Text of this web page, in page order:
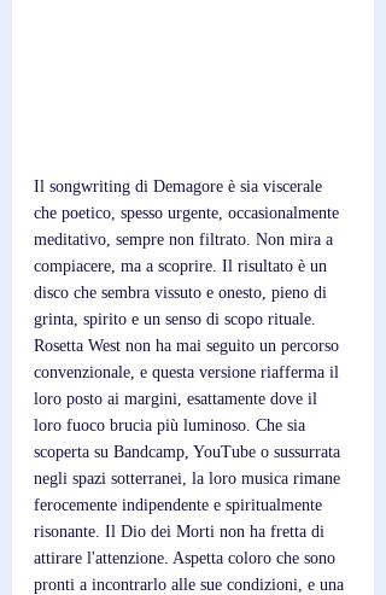
Il songwriting di Demagore è sia viscerale
che poetico, spesso urgente, occasionalmente
meditativo, sempre non filtrato. Non mira a
compiacere, ma a scoprire. Il risultato è un
disco che sembra vissuto e onesto, pieno di
grinta, spirito e un senso di scopo rituale.
Rosetta West non ha mai seguito un percorso
convenzionale, e questa versione riafferma il
loro posto ai margini, esattamente dove il
loro fuoco brucia più luminoso. Che sia
scoperta su Bandcamp, YouTube o sussurrata
negli spazi sotterranei, la loro musica rimane
ferocemente indipendente e spiritualmente
risonante. Il Dio dei Morti non ha fretta di
attirare l'attenzione. Aspetta coloro che sono
pronti a incontrarlo alle sue condizioni, e una